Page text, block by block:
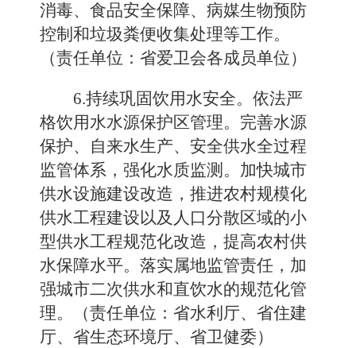
消毒、食品安全保障、病媒生物预防
控制和垃圾粪便收集处理等工作。
（责任单位：省爱卫会各成员单位）
6.持续巩固饮用水安全。依法严
格饮用水水源保护区管理。完善水源
保护、自来水生产、安全供水全过程
监管体系，强化水质监测。加快城市
供水设施建设改造，推进农村规模化
供水工程建设以及人口分散区域的小
型供水工程规范化改造，提高农村供
水保障水平。落实属地监管责任，加
强城市二次供水和直饮水的规范化管
理。（责任单位：省水利厅、省住建
厅、省生态环境厅、省卫健委）